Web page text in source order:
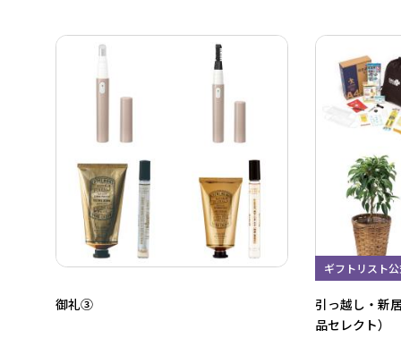
御礼③
ギフトリスト
引っ越し・新
品セレクト）